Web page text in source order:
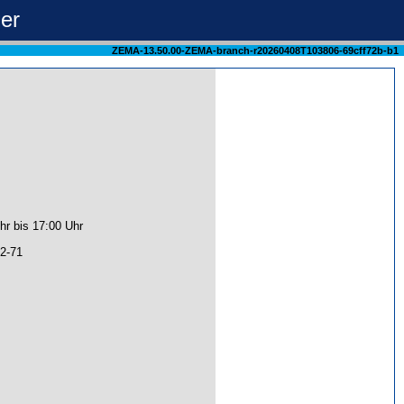
ZEMA-13.50.00-ZEMA-branch-r20260408T103806-69cff72b-b1
bis 17:00 Uhr
71